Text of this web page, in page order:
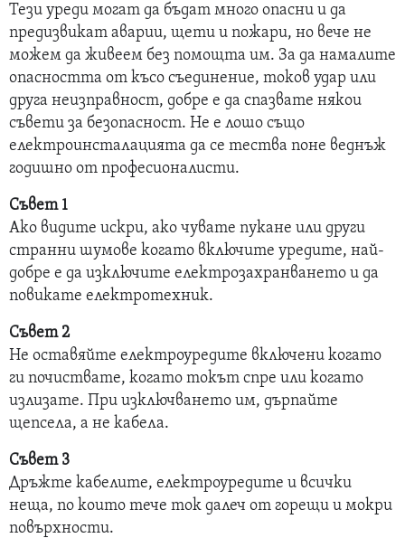
Тези уреди могат да бъдат много опасни и да
предизвикат аварии, щети и пожари, но вече не
можем да живеем без помощта им. За да намалите
опасността от късо съединение, токов удар или
друга неизправност, добре е да спазвате някои
съвети за безопасност. Не е лошо също
електроинсталацията да се тества поне веднъж
годишно от професионалисти.
Съвет 1
Ако видите искри, ако чувате пукане или други
странни шумове когато включите уредите, най-
добре е да изключите електрозахранването и да
повикате електротехник.
Съвет 2
Не оставяйте електроуредите включени когато
ги почиствате, когато токът спре или когато
излизате. При изключването им, дърпайте
щепсела, а не кабела.
Съвет 3
Дръжте кабелите, електроуредите и всички
неща, по които тече ток далеч от горещи и мокри
повърхности.